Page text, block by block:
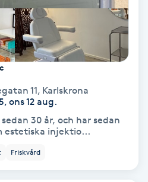
11, Karlskrona
ons 12 aug.
30 år, och har sedan
estetiska injektio...
Friskvård